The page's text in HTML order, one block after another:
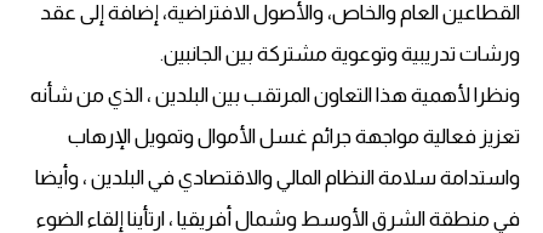
القطاعين العام والخاص، والأصول الافتراضية، إضافة إلى عقد
ورشات تدريبية وتوعوية مشتركة بين الجانبين.
ونظرا لأهمية هذا التعاون المرتقب بين البلدين ، الذي من شأنه
تعزيز فعالية مواجهة جرائم غسل الأموال وتمويل الإرهاب
واستدامة سلامة النظام المالي والاقتصادي في البلدين ، وأيضا
في منطقة الشرق الأوسط وشمال أفريقيا ، ارتأينا إلقاء الضوء